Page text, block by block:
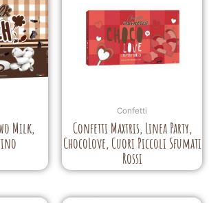
Milk,
Confetti
Confetti Maxtris, Linea Party,
ChocoLove, Cuori Piccoli Sfumati
Rossi